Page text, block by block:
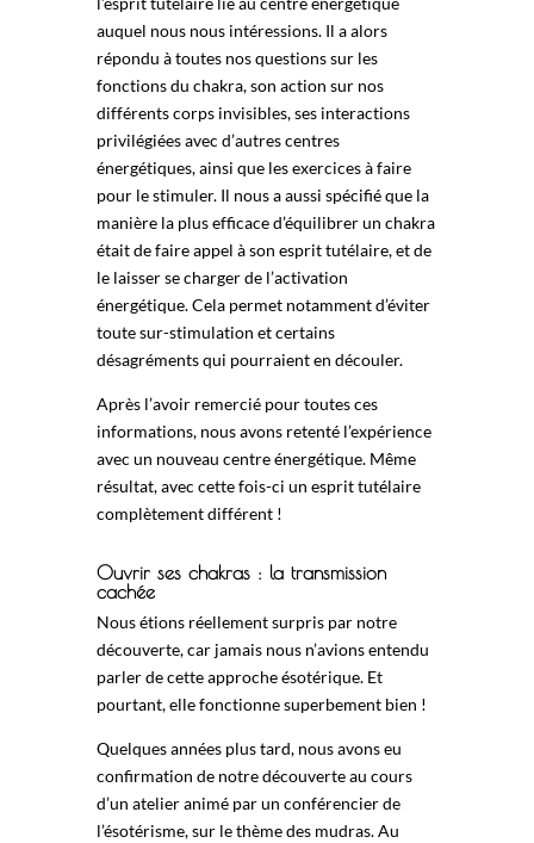
auquel nous nous intéressions. Il a alors
répondu à toutes nos questions sur les
fonctions du chakra, son action sur nos
différents corps invisibles, ses interactions
privilégiées avec d’autres centres
énergétiques, ainsi que les exercices à faire
pour le stimuler. Il nous a aussi spécifié que la
manière la plus efficace d’équilibrer un chakra
était de faire appel à son esprit tutélaire, et de
le laisser se charger de l’activation
énergétique. Cela permet notamment d’éviter
toute sur-stimulation et certains
désagréments qui pourraient en découler.
Après l’avoir remercié pour toutes ces
informations, nous avons retenté l’expérience
avec un nouveau centre énergétique. Même
résultat, avec cette fois-ci un esprit tutélaire
complètement différent !
Ouvrir ses chakras : la transmission
cachée
Nous étions réellement surpris par notre
découverte, car jamais nous n’avions entendu
parler de cette approche ésotérique. Et
pourtant, elle fonctionne superbement bien !
Quelques années plus tard, nous avons eu
confirmation de notre découverte au cours
d’un atelier animé par un conférencier de
l’ésotérisme, sur le thème des mudras. Au